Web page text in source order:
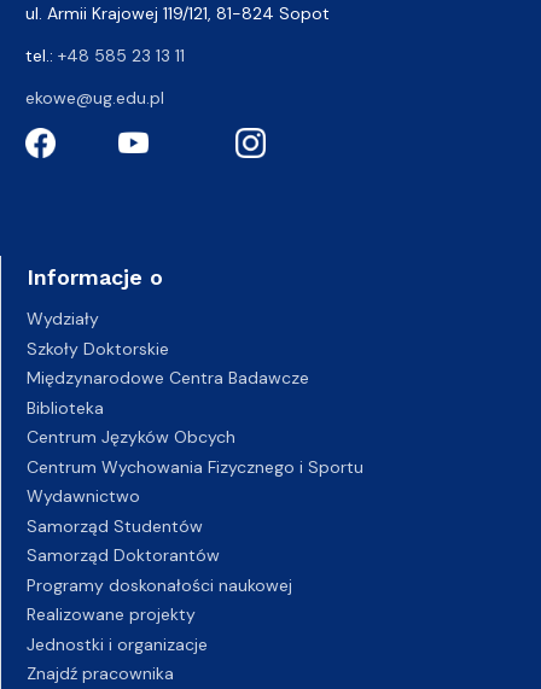
ul. Armii Krajowej 119/121, 81-824 Sopot
tel.: +48 585 23 13 11
ekowe@ug.edu.pl
Informacje o
Wydziały
Szkoły Doktorskie
Międzynarodowe Centra Badawcze
Biblioteka
Centrum Języków Obcych
Centrum Wychowania Fizycznego i Sportu
Wydawnictwo
Samorząd Studentów
Samorząd Doktorantów
Programy doskonałości naukowej
Realizowane projekty
Jednostki i organizacje
Znajdź pracownika